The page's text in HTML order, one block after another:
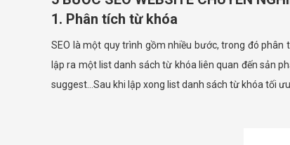
1. Phân tích từ khóa
SEO là một quy trình gồm nhiều bước, trong đó
lập ra một list danh sách từ khóa liên quan đến sản
suggest…Sau khi lập xong list danh sách từ khóa tối